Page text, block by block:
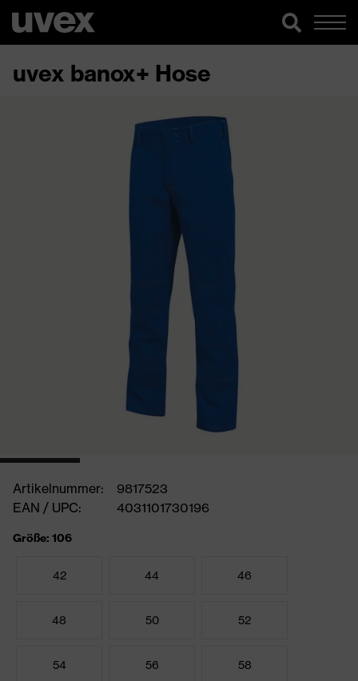
uvex banox+ Hose
Artikelnummer:
9817523
EAN / UPC:
4031101730196
Größe: 106
42 44 46
48 50 52
54 56 58